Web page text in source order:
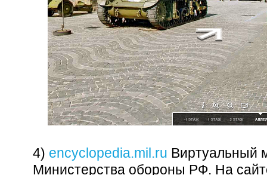
4) encyclopedia.mil.ru Виртуальный
Министерства обороны РФ. На